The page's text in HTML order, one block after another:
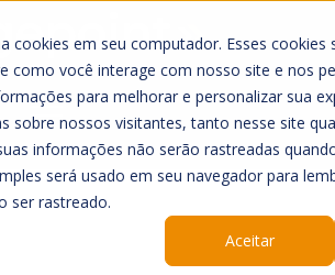
cookies em seu computador. Esses
como você interage com nosso site e nos
para melhorar e personalizar sua
sobre nossos visitantes, tanto nesse site
informações não serão rastreadas
será usado em seu navegador para
ser rastreado.
Aceitar